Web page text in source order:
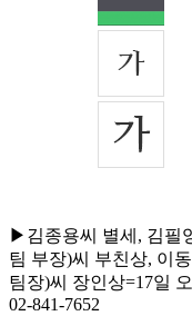
▶김종용씨 별세, 김필
팀 부장)씨 부친상, 이
팀장)씨 장인상=17일
02-841-7652